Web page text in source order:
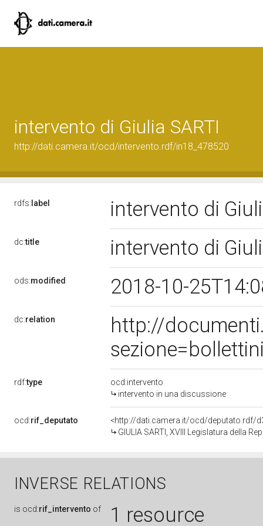
intervento di Giulia SARTI
http://dati.camera.it/ocd/intervento.rdf/in18_478520
rdfs: label intervento di
dc:title intervento di
ods:modified 2018-10-
dc:relation
http://
rdf:type
ocd:intervento
intervento in una discussione
ocd:rif_deputato
<http://dati.camera.it/ocd/deputato.rdf/
GIULIA SARTI, XVIII Legislatura della
INVERSE RELATIONS
is ocd:rif_intervento of 1 resource